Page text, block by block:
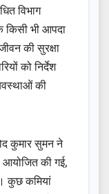
विभाग
भी आपदा
की सुरक्षा
को निर्देश
की
कुमार सुमन ने
आयोजित की गई,
कुछ कमियां